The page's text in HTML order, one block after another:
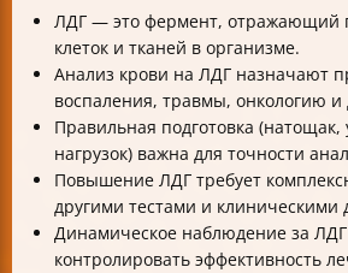
ЛДГ — это фермент, отражающий
клеток и тканей в организме.
Анализ крови на ЛДГ назначают
воспаления, травмы, онкологию и
Правильная подготовка (натощак,
нагрузок) важна для точности
Повышение ЛДГ требует
другими тестами и
Динамическое наблюдение за
контролировать эффективность